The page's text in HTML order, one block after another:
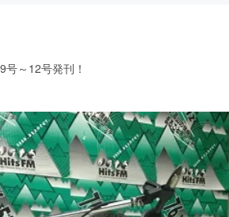
～12号発刊！